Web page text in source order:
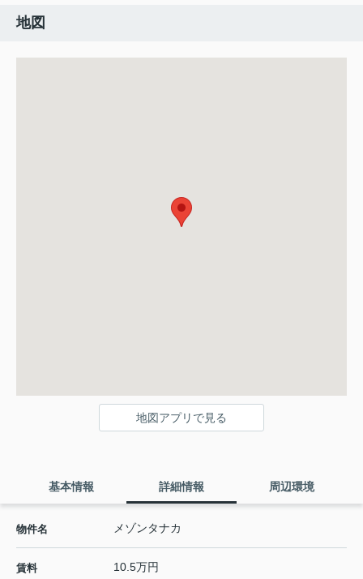
地図
地図アプリで見る
基本情報 詳細情報 周辺環境
物件名 メゾンタナカ
賃料 10.5万円